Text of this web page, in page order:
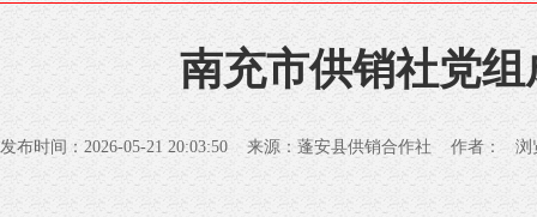
南充市供销社党
发布时间：2026-05-21 20:03:50 来源：蓬安县供销合作社 作者： 浏